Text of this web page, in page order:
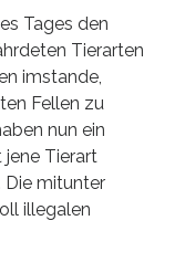
Tages den
Tierarten
imstande,
Fellen zu
nun ein
jene Tierart
mitunter
illegalen